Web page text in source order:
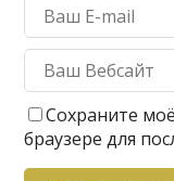
Сохраните
браузере для